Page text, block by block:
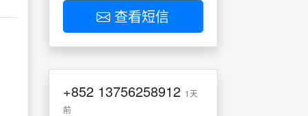
查看短信
+852 13756258912 1天
前